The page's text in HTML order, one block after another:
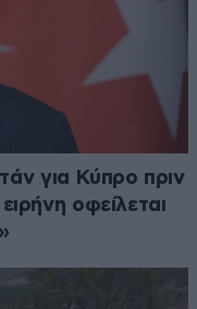
για Κύπρο πριν
οφείλεται